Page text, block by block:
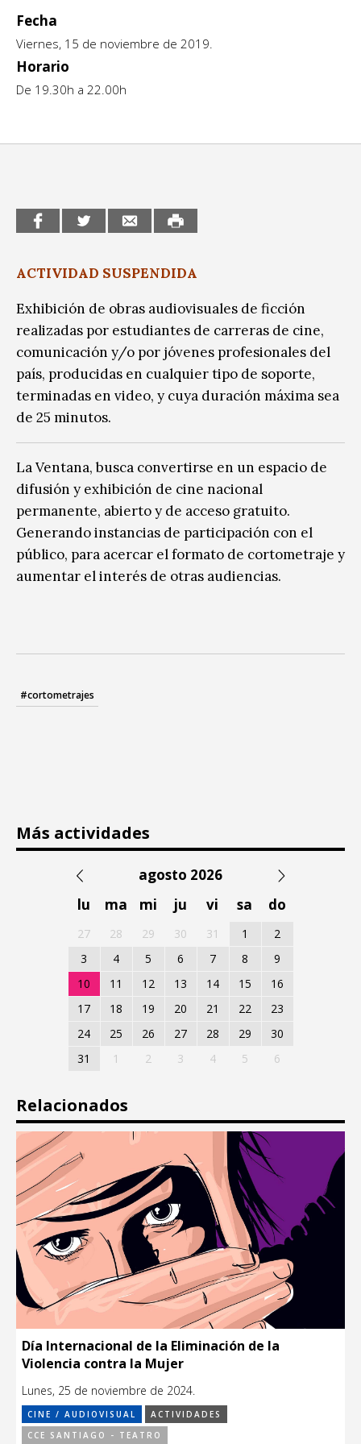
Sitios de interés
Escénicas
Formación
Letras
Patrimonio
Fecha
Viernes, 15 de noviembre de 2019.
Horario
De 19.30h a 22.00h
ACTIVIDAD SUSPENDIDA
Exhibición de obras audiovisuales de ficción
realizadas por estudiantes de carreras de cine,
comunicación y/o por jóvenes profesionales del
país, producidas en cualquier tipo de soporte,
terminadas en video, y cuya duración máxima sea
de 25 minutos.
La Ventana, busca convertirse en un espacio de
difusión y exhibición de cine nacional
permanente, abierto y de acceso gratuito.
Generando instancias de participación con el
público, para acercar el formato de cortometraje y
aumentar el interés de otras audiencias.
#cortometrajes
Más actividades
agosto 2026
lu
ma mi ju vi sa do
27 28 29 30 31 1
2
3
4 5 6 7 8
9
10
11 12 13 14 15
16
17
18 19 20 21 22
23
24
25 26 27 28 29
30
31
1 2 3 4 5 6
Relacionados
Día Internacional de la Eliminación de la
Violencia contra la Mujer
Lunes, 25 de noviembre de 2024.
CINE / AUDIOVISUAL
ACTIVIDADES
CCE SANTIAGO - TEATRO